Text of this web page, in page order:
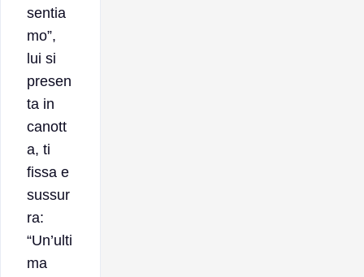
sentia
mo”,
lui si
presen
ta in
canott
a, ti
fissa e
sussur
ra:
“Un’ulti
ma